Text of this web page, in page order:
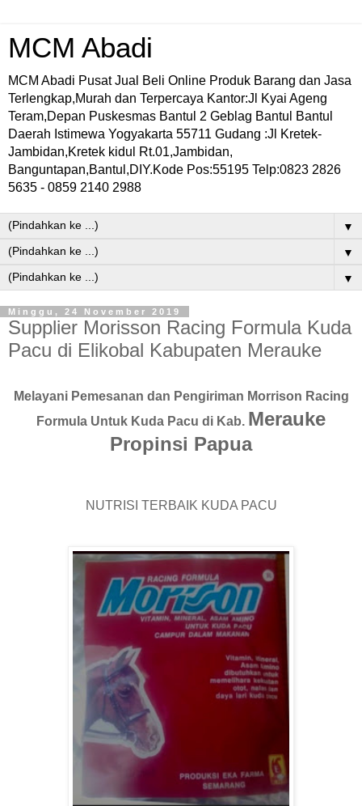
MCM Abadi
MCM Abadi Pusat Jual Beli Online Produk Barang dan Jasa
Terlengkap,Murah dan Terpercaya Kantor:Jl Kyai Ageng
Teram,Depan Puskesmas Bantul 2 Geblag Bantul Bantul
Daerah Istimewa Yogyakarta 55711 Gudang :Jl Kretek-
Jambidan,Kretek kidul Rt.01,Jambidan,
Banguntapan,Bantul,DIY.Kode Pos:55195 Telp:0823 2826
5635 - 0859 2140 2988
▼
▼
▼
Minggu, 24 November 2019
Supplier Morisson Racing Formula Kuda
Pacu di Elikobal Kabupaten Merauke
Melayani Pemesanan dan Pengiriman Morrison Racing
Formula Untuk Kuda Pacu di Kab. Merauke
Propinsi Papua
NUTRISI TERBAIK KUDA PACU